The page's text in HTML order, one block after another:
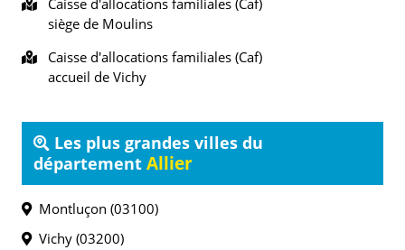
Caisse d'allocations familiales (Caf)
siège de Moulins
Caisse d'allocations familiales (Caf)
accueil de Vichy
Les plus grandes villes du
département Allier
Montluçon (03100)
Vichy (03200)